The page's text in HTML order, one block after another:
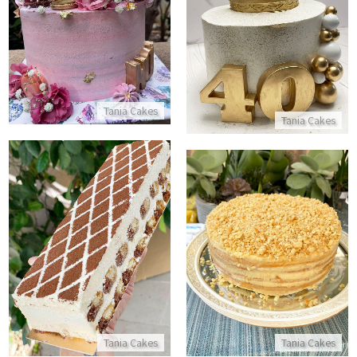
Tania Cakes
התקשר/י
Tania Cakes
עוגת יום הולדת 40
התקשר/י
Tania Cakes
עוגת פס טירמיסו
התקשר/י
Tania Cakes
עוגת נפוליאון
התקשר/י